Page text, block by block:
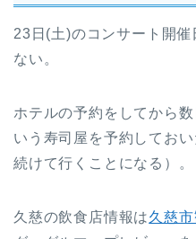
23日(土)のコンサート開
ない。
ホテルの予約をしてから数
いう寿司屋を予約してお
続けて行くことになる）。
久慈の飲食店情報は久慈